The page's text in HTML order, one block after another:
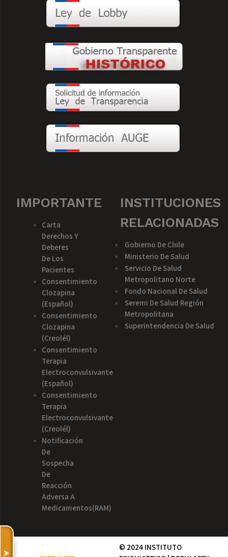
IMPORTANTE
Carta
Derechos Y
Deberes
De Los
Pacientes
Consentimiento
Clozapina
(español)
Consentimiento
Clozapina
(creolél)
Consentimiento
Terapia
Electroconvulsivante
(español)
Consentimiento
Terapia
Electroconvulsivante
(creolél)
Notificación
De
Sospecha
De
Reacción
Adversa A
Medicamentos(RAM)
INSTITUCIONES
RELACIONADAS
Gobierno De Chile
Ministerio De Salud
Servicio De Salud
Metropolitano Norte
Fondo Nacional De Salud
Seremi De Salud Región
Metropolitana
Superintendencia De Salud
© 2024 INSTITUTO